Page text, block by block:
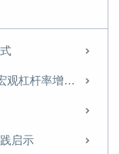
与现实路径
季报
【NIFD季报】名义经济增长修复 宏观杠杆率增幅收窄——2026年一季度宏观杠杆率报告
启示